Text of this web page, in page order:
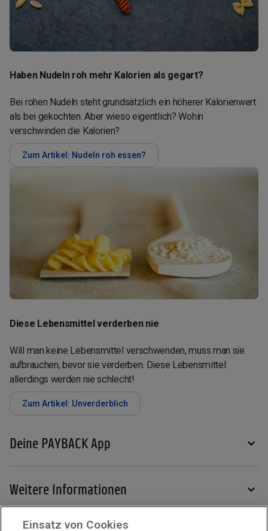
Haben Nudeln roh mehr Kalorien als gegart?
Bei rohen Nudeln steht grundsätzlich ein höherer Kalorienwert
als bei gekochten. Aber wieso eigentlich? Wohin
verschwinden die Kalorien?
Zum Artikel: Nudeln roh essen?
Diese Lebensmittel verderben nie
Will man keine Lebensmittel verschwenden, muss man sie
aufbrauchen, bevor sie verderben. Diese Lebensmittel
allerdings werden nie schlecht!
Zum Artikel: Unverderblich
Deine PAYBACK App
Weitere Informationen
Einsatz von Cookies